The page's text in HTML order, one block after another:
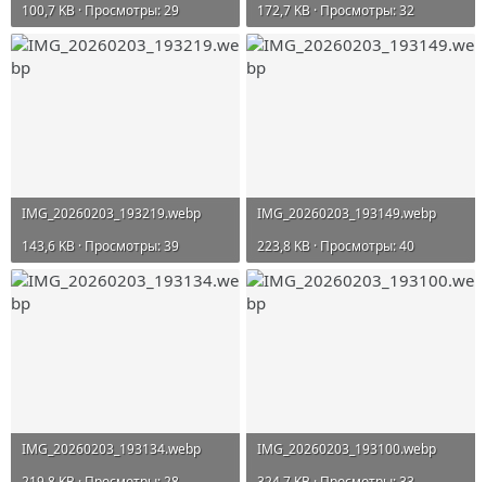
100,7 KB · Просмотры: 29
172,7 KB · Просмотры: 32
IMG_20260203_193219.webp
143,6 KB · Просмотры: 39
IMG_20260203_193149.webp
223,8 KB · Просмотры: 40
IMG_20260203_193134.webp
IMG_20260203_193100.webp